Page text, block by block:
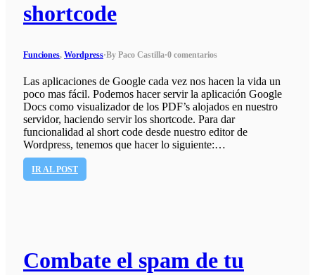
shortcode
Funciones, Wordpress·By Paco Castilla·0 comentarios
Las aplicaciones de Google cada vez nos hacen la vida un
poco mas fácil. Podemos hacer servir la aplicación Google
Docs como visualizador de los PDF’s alojados en nuestro
servidor, haciendo servir los shortcode. Para dar
funcionalidad al short code desde nuestro editor de
Wordpress, tenemos que hacer lo siguiente:…
IR AL POST
Combate el spam de tu